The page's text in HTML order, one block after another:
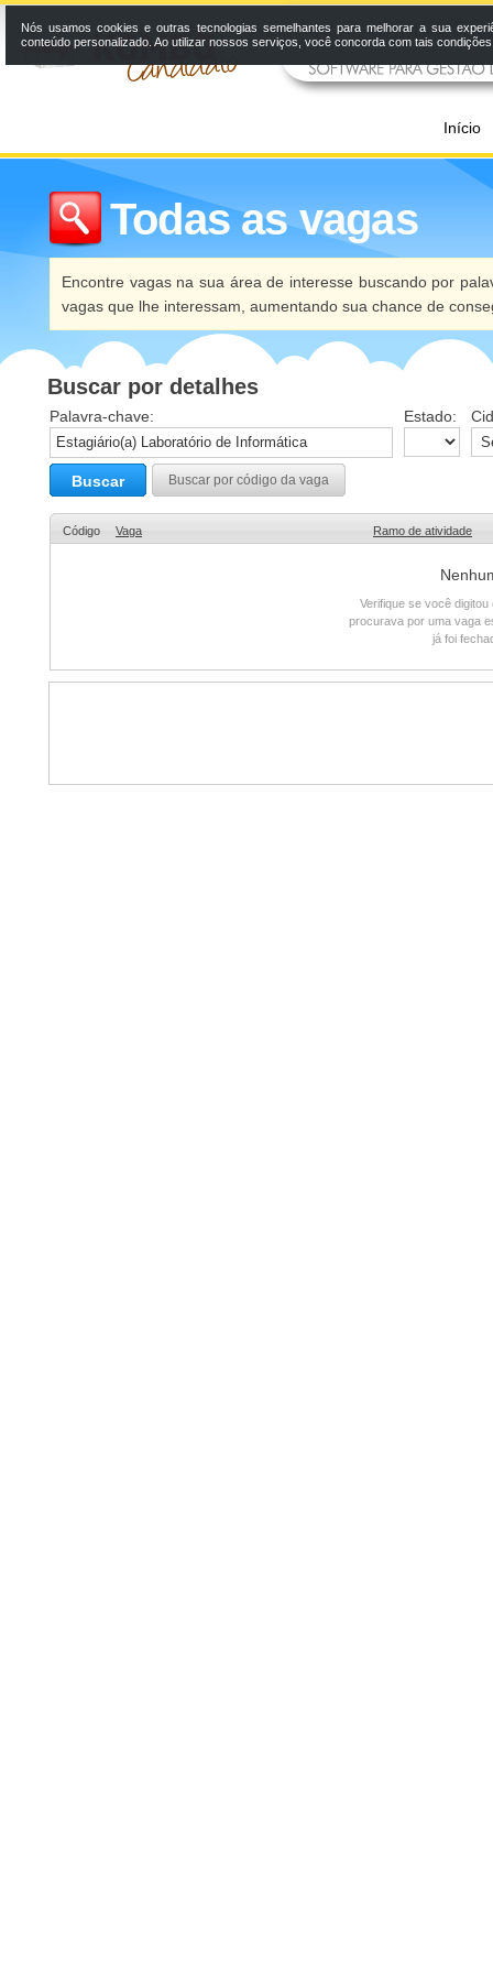
Início
Todas as vagas
Encontre vagas na sua área de interesse buscando por
vagas que lhe interessam, aumentando sua chance de
Buscar por detalhes
Palavra-chave: Estado:
Buscar Buscar por código da vaga
Código Vaga Ramo de atividade
Verifique se você
procurava por uma vaga
já foi
Nós usamos cookies e outras tecnologias semelhantes para melhorar a sua
conteúdo personalizado. Ao utilizar nossos serviços, você concorda com tais